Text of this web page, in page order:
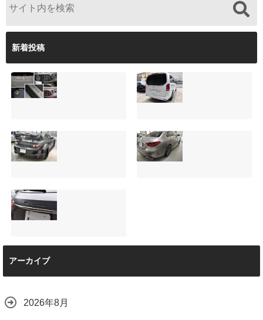
新着投稿
夏季休暇について
ご案内【2026年】
2026.08.05
サンルーフ付きベ
ンツVクラス
（V220d）にフリ
マツダRX-8（マッ
トグレー）の板金
修理と専用コーテ
は？
2026.08.01
ート」と弱点克服
京都世田谷区）
マセラティ グレカ
ーレ トロフェオ
2026.07.22
アーカイブ
2026年8月